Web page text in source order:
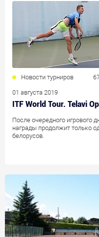
Новости турниров
01 августа 2019
ITF World Tour. Telavi
После очередного игрового
награды продолжит только
белорусов.